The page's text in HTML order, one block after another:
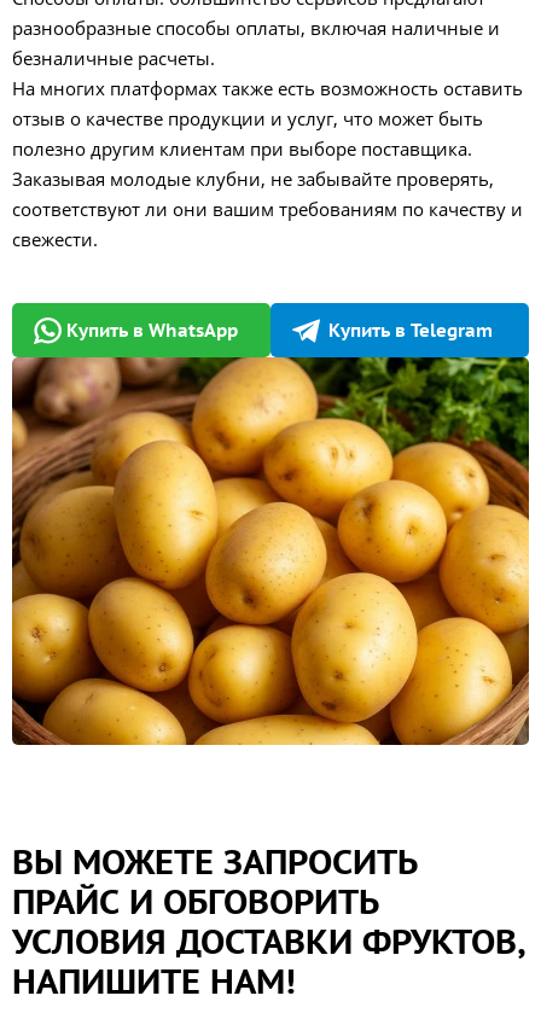
разнообразные способы оплаты, включая наличные и
безналичные расчеты.
На многих платформах также есть возможность оставить
отзыв о качестве продукции и услуг, что может быть
полезно другим клиентам при выборе поставщика.
Заказывая молодые клубни, не забывайте проверять,
соответствуют ли они вашим требованиям по качеству и
свежести.
Купить в WhatsApp Купить в Telegram
ВЫ МОЖЕТЕ ЗАПРОСИТЬ
ПРАЙС И ОБГОВОРИТЬ
УСЛОВИЯ ДОСТАВКИ ФРУКТОВ,
НАПИШИТЕ НАМ!